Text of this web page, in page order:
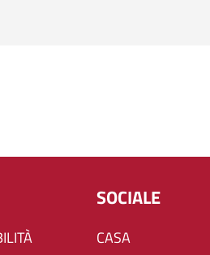
SOCIALE
CASA